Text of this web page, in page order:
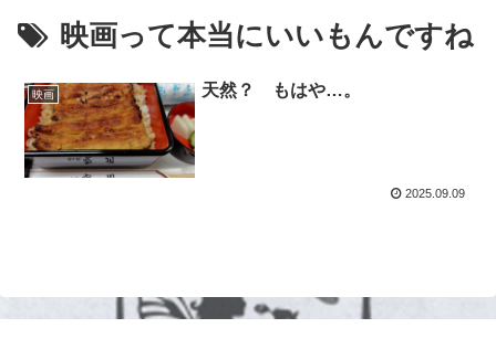
映画って本当にいいもんですね
映画 天然？ もはや…。
2025.09.09